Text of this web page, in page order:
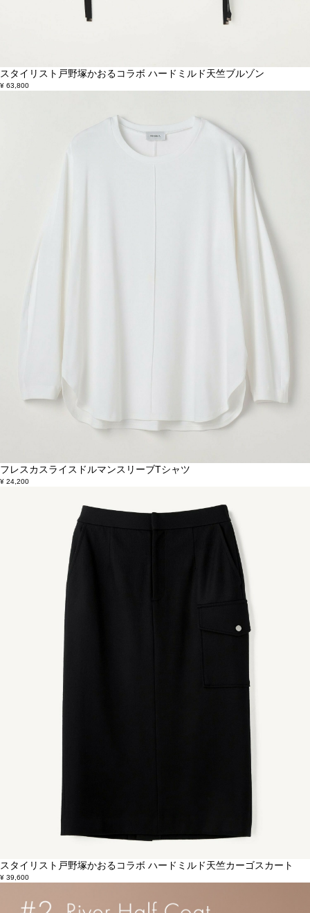
スタイリスト戸野塚かおるコラボ ハードミルド天竺ブルゾン
¥ 63,800
フレスカスライスドルマンスリーブTシャツ
¥ 24,200
スタイリスト戸野塚かおるコラボ ハードミルド天竺カーゴスカート
¥ 39,600